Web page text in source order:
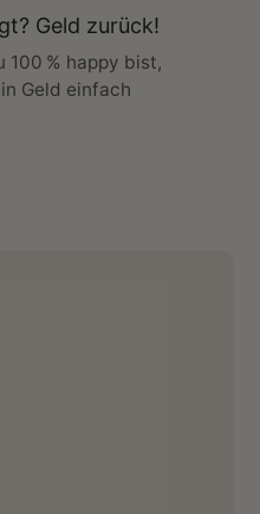
Geld zurück!
100 % happy bist,
Geld einfach